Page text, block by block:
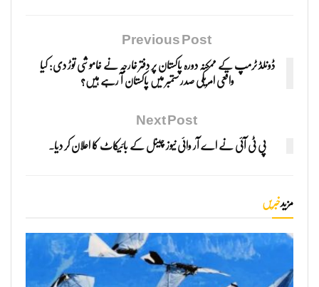
Previous Post
ڈونلڈ ٹرمپ کے ممکنہ دورہ پاکستان پر دفتر خارجہ نے خاموشی توڑ دی: کیا
واقعی امریکی صدر ستمبر میں پاکستان آ رہے ہیں؟
Next Post
پی ٹی آئی نے اے آر وائی نیوز چینل کے بائیکاٹ کا اعلان کر دیا۔
مزیدخبریں